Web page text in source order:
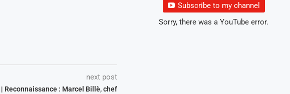
next post
Reconnaissance : Marcel Billè, chef
Subscribe to my channel
Sorry, there was a YouTube error.